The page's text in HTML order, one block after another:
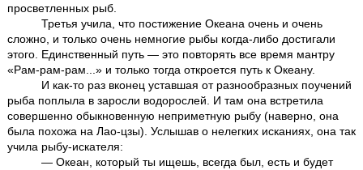
просветленных рыб.
Третья учила, что постижение Океана очень и очень
сложно, и только очень немногие рыбы когда-либо достигали
этого. Единственный путь — это повторять все время мантру
«Рам-рам-рам...» и только тогда откроется путь к Океану.
И как-то раз вконец уставшая от разнообразных поучений
рыба поплыла в заросли водорослей. И там она встретила
совершенно обыкновенную неприметную рыбу (наверно, она
была похожа на Лао-цзы). Услышав о нелегких исканиях, она так
учила рыбу-искателя:
— Океан, который ты ищешь, всегда был, есть и будет